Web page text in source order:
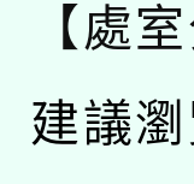
【處
建議